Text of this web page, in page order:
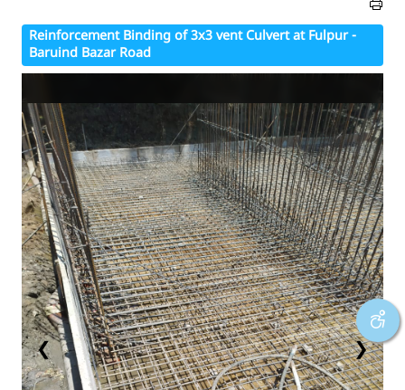
Reinforcement Binding of 3x3 vent Culvert at Fulpur -
Baruind Bazar Road
❮ ❯